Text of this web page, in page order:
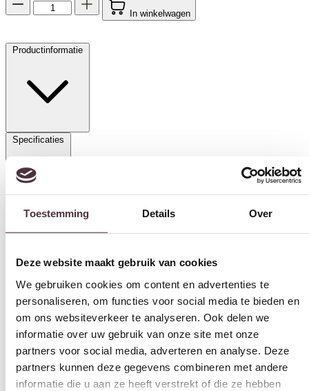
Toestemming Details Over
Deze website maakt gebruik van cookies
We gebruiken cookies om content en advertenties te
personaliseren, om functies voor social media te bieden en
om ons websiteverkeer te analyseren. Ook delen we
informatie over uw gebruik van onze site met onze
partners voor social media, adverteren en analyse. Deze
partners kunnen deze gegevens combineren met andere
informatie die u aan ze heeft verstrekt of die ze hebben
In winkelwagen
Productinformatie
Specificaties
Categorie
Salontafels
Merk
Gratisthuis bezorgd boven de €100,-
2 jaar CBWgarantieop meubelen
Ruim2500m2 showroom